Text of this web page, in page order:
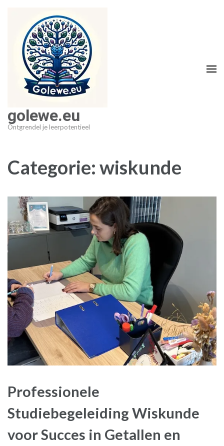
inhoud
golewe.eu
Ontgrendel je leerpotentieel
Categorie:wiskunde
Professionele
Studiebegeleiding Wiskunde
voor Succes in Getallen en